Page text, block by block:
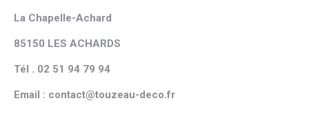
La Chapelle-Achard
85150 LES ACHARDS
Tél . 02 51 94 79 94
Email : contact@touzeau-deco.fr